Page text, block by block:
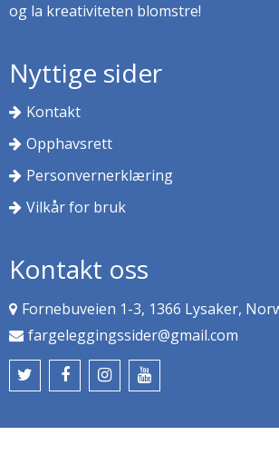
og la kreativiteten blomstre!
Nyttige sider
Kontakt
Opphavsrett
Personvernerklæring
Vilkår for bruk
Kontakt oss
Fornebuveien 1-3, 1366 Lysaker,
fargeleggingssider@gmail.com